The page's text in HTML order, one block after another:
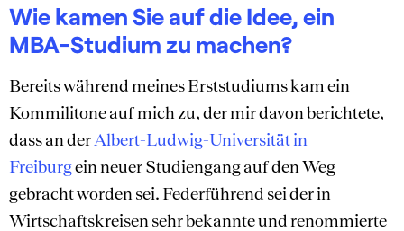
Wie kamen Sie auf die Idee, ein
MBA-Studium zu machen?
Bereits während meines Erststudiums kam ein
Kommilitone auf mich zu, der mir davon berichtete,
dass an der Albert-Ludwig-Universität in
Freiburgein neuer Studiengang auf den Weg
gebracht worden sei. Federführend sei der in
Wirtschaftskreisen sehr bekannte und renommierte